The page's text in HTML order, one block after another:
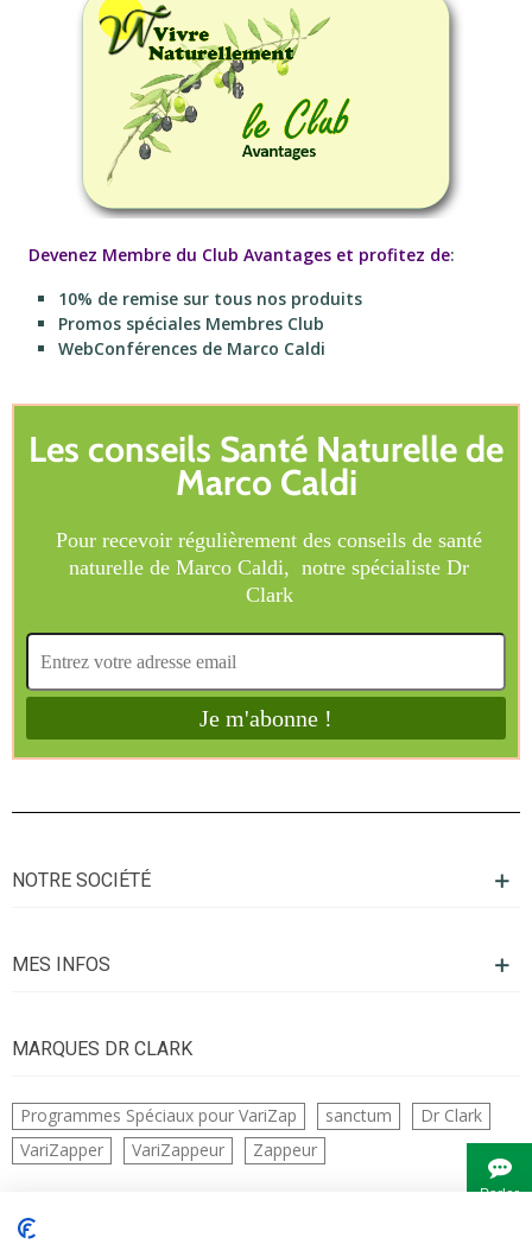
Devenez Membre du Club Avantages et profitez de:
10% de remise sur tous nos produits
Promos spéciales Membres Club
WebConférences de Marco Caldi
NOTRE SOCIÉTÉ
MES INFOS
MARQUES DR CLARK
Programmes Spéciaux pour VariZap sanctum
Dr Clark
VariZapper
VariZappeur Zappeur
Parler